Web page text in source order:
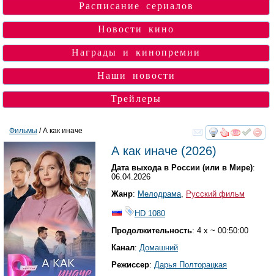
Расписание сериалов
Новости кино
Награды и кинопремии
Наши новости
Трейлеры
смотреть
Фильмы / А как иначе
А как иначе (2026)
Дата выхода в России (или в Мире):
06.04.2026
Жанр: Мелодрама Русский фильм
HD 1080
Продолжительность: 4 х ~ 00:50:00
Канал: Домашний
Режиссер: Дарья Полторацкая